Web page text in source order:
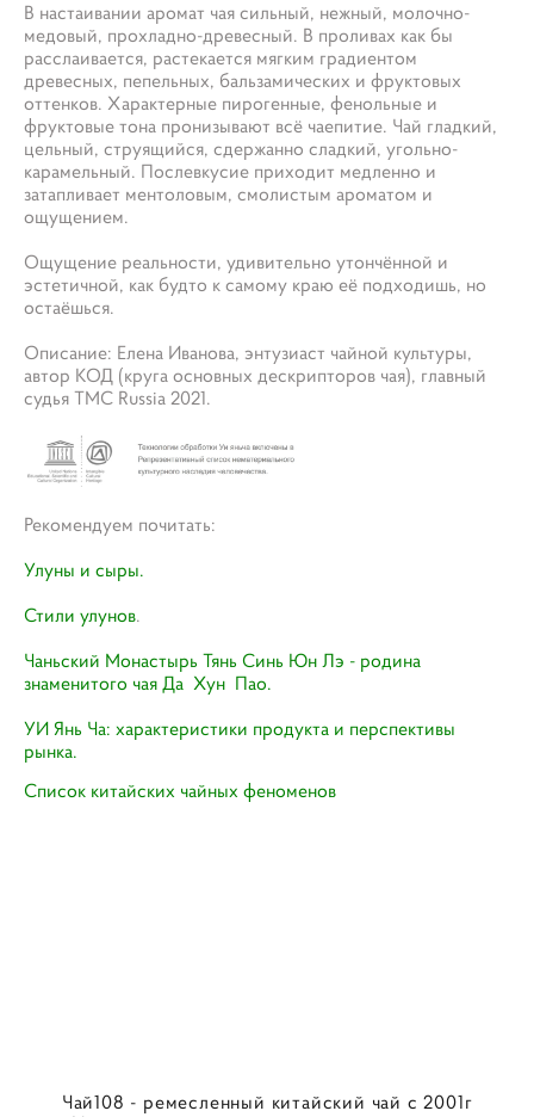
В настаивании аромат чая сильный, нежный, молочно-
медовый, прохладно-древесный. В проливах как бы
расслаивается, растекается мягким градиентом
древесных, пепельных, бальзамических и фруктовых
оттенков. Характерные пирогенные, фенольные и
фруктовые тона пронизывают всё чаепитие. Чай гладкий,
цельный, струящийся, сдержанно сладкий, угольно-
карамельный. Послевкусие приходит медленно и
затапливает ментоловым, смолистым ароматом и
ощущением.
Ощущение реальности, удивительно утончённой и
эстетичной, как будто к самому краю её подходишь, но
остаёшься.
Описание: Елена Иванова, энтузиаст чайной культуры,
автор КОД (круга основных дескрипторов чая), главный
судья ТМС Russia 2021.
Рекомендуем почитать:
Улуны и сыры.
Стили улунов.
Чаньский Монастырь Тянь Синь Юн Лэ - родина
знаменитого чая Да Хун Пао.
УИ Янь Ча: характеристики продукта и перспективы
рынка.
Список китайских чайных феноменов
Чай108 - ремесленный китайский чай с 2001г